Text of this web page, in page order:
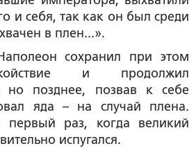
и себя, так как он был среди
в плен...».
сохранил при этом
и продолжил
но позднее, позвав к себе
яда – на случай плена.
раз, когда великий
испугался.